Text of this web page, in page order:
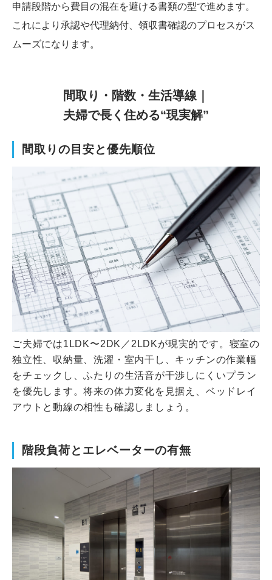
申請段階から費目の混在を避ける書類の型で進めます。
これにより承認や代理納付、領収書確認のプロセスがス
ムーズになります。
間取り・階数・生活導線｜
夫婦で長く住める“現実解”
間取りの目安と優先順位
ご夫婦では1LDK〜2DK／2LDKが現実的です。寝室の
独立性、収納量、洗濯・室内干し、キッチンの作業幅
をチェックし、ふたりの生活音が干渉しにくいプラン
を優先します。将来の体力変化を見据え、ベッドレイ
アウトと動線の相性も確認しましょう。
階段負荷とエレベーターの有無